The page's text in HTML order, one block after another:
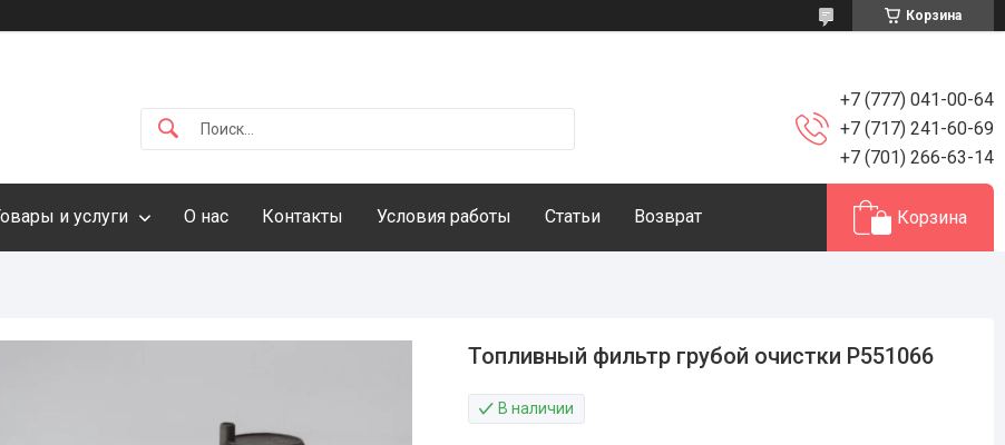
Корзина
+7 (777) 041-00-64
+7 (717) 241-60-69
+7 (701) 266-63-14
и услуги О нас Контакты Условия работы Статьи Возврат Корзина
Топливный фильтр грубой очистки P551066
В наличии